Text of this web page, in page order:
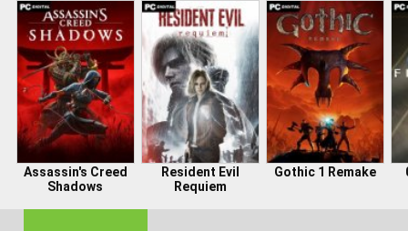
Assassin's Creed
Shadows
Resident Evil
Requiem
Gothic 1 Remake